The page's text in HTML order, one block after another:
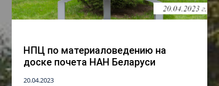
НПЦ по материаловедению на
доске почета НАН Беларуси
20.04.2023